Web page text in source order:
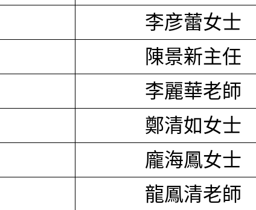
李彦蕾女士
陳景新主任
李麗華老師
鄭清如女士
龐海鳳女士
龍鳳清老師